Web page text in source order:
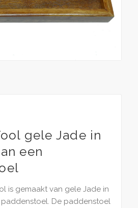
gele Jade in
een
is gemaakt van gele Jade in
De paddenstoel